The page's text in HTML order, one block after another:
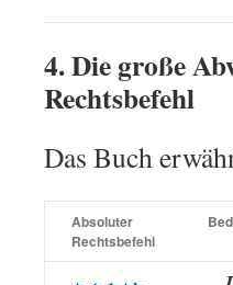
4. Die große
Rechtsbefehl
Das Buch
Absoluter
Rechtsbefehl